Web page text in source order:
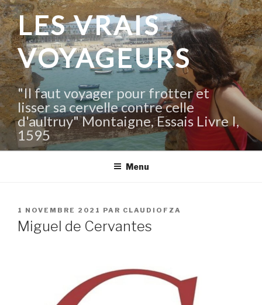
Aller
au
contenu
principal
LES VRAIS
VOYAGEURS
"Il faut voyager pour frotter et
lisser sa cervelle contre celle
d'aultruy" Montaigne, Essais Livre I,
1595
Menu
PUBLIÉ
LE
1 NOVEMBRE 2021 PAR CLAUDIOFZA
Miguel de Cervantes